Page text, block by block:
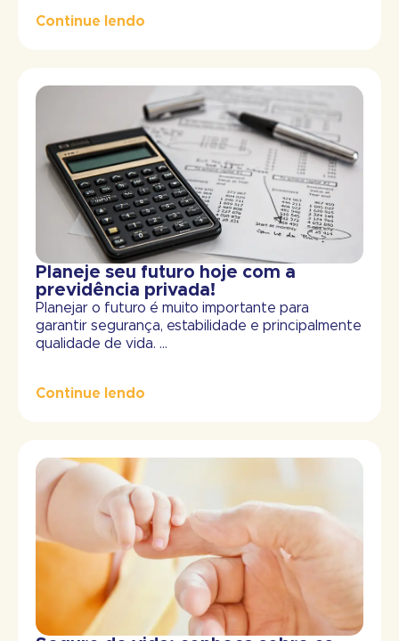
Continue lendo
Planeje seu futuro hoje com a
previdência privada!
Planejar o futuro é muito importante para
garantir segurança, estabilidade e principalmente
qualidade de vida. ...
Continue lendo